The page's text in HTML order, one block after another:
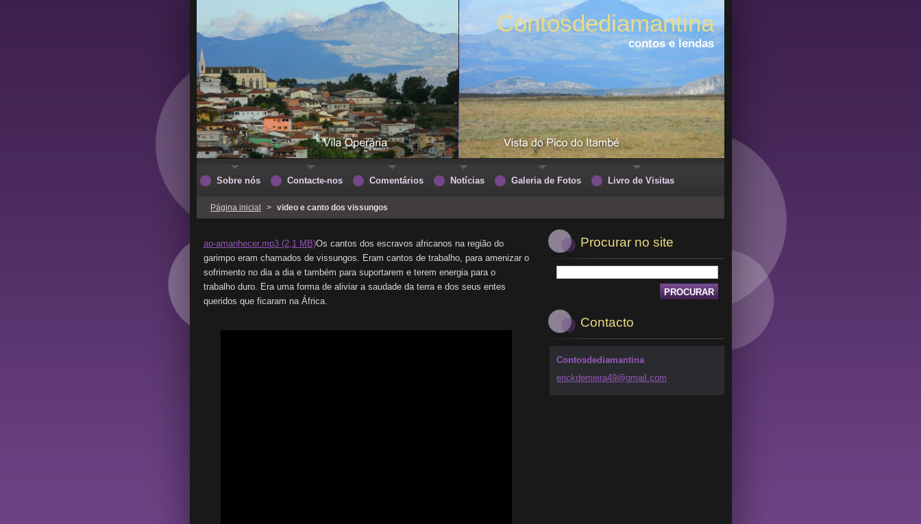
Contosdediamantina
contos e lendas
Página inicial > video e canto dos vissungos
ao-amanhecer.mp3 (2,1 MB)Os cantos dos escravos africanos na região do
garimpo eram chamados de vissungos. Eram cantos de trabalho, para amenizar o
sofrimento no dia a dia e também para suportarem e terem energia para o
trabalho duro. Era uma forma de aliviar a saudade da terra e dos seus entes
queridos que ficaram na África.
Procurar no site
Contacto
Contosdediamantina
erickdemeira49@gmail.com
Sobre nós Contacte-nos Comentários Notícias Galeria de Fotos Livro de Visitas